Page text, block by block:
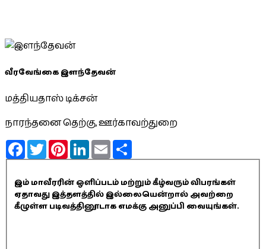
வீரவேங்கை இளந்தேவன்
மத்தியதாஸ் டிக்சன்
நாரந்தனை தெற்கு, ஊர்காவற்துறை
FacebookTwitterPinterestLinkedInEmail
இம் மாவீரரின் ஒளிப்படம் மற்றும் கீழ்வரும் விபரங்கள்
ஏதாவது இத்தளத்தில் இல்லையென்றால் அவற்றை
கீழுள்ள படிவத்தினூடாக எமக்கு அனுப்பி வையுங்கள்.